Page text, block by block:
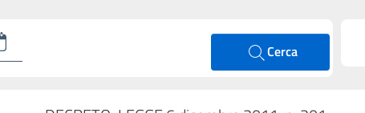
Cerca